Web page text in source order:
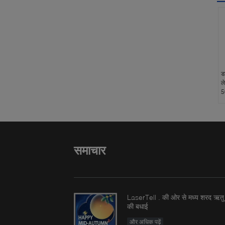
समाचार
LaserTell . की ओर से मध्य शरद ऋतु
की बधाई
और अधिक पढ़ें